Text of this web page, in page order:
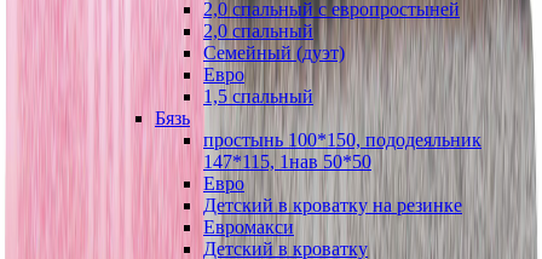
2,0 спальный с европростыней
2,0 спальный
Семейный (дуэт)
Евро
1,5 спальный
Бязь
простынь 100*150, пододеяльник
147*115, 1нав 50*50
Евро
Детский в кроватку на резинке
Евромакси
Детский в кроватку